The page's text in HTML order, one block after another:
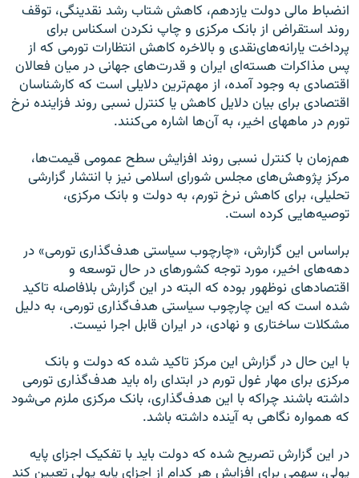
انضباط مالی دولت یازدهم، کاهش شتاب رشد نقدینگی، توقف
روند استقراض از بانک مرکزی و چاپ نکردن اسکناس برای
پرداخت یارانه‌های‌نقدی و بالاخره کاهش انتظارات تورمی که از
پس مذاکرات هسته‌ای ایران و قدرت‌های جهانی در میان فعالان
اقتصادی به وجود آمده، از مهم‌ترین دلایلی است که کار‌شناسان
اقتصادی برای بیان دلایل کاهش یا کنترل نسبی روند فزاینده نرخ
تورم در ماههای اخیر، به آن‌ها اشاره می‌کنند.
هم‌زمان با کنترل نسبی روند افزایش سطح عمومی قیمت‌ها،
مرکز پژوهش‌های مجلس شورای اسلامی نیز با انتشار گزارشی
تحلیلی، برای کاهش نرخ تورم، به دولت و بانک مرکزی،
توصیه‌هایی کرده است.
براساس این گزارش، «چارچوب سیاستی هدف‌گذاری تورمی» در
دهه‌های اخیر، مورد توجه کشورهای در حال توسعه و
اقتصادهای نوظهور بوده که البته در این گزارش بلافاصله تاکید
شده است که این چارچوب سیاستی هدف‌گذاری تورمی، به دلیل
مشکلات ساختاری و نهادی، در ایران قابل اجرا نیست.
با این حال در گزارش این مرکز تاکید شده که دولت و بانک
مرکزی برای مهار غول تورم در ابتدای راه باید هدف‌گذاری تورمی
داشته باشند چراکه با این هدف‌گذاری، بانک مرکزی ملزم می‌شود
که همواره نگاهی به آینده داشته باشد.
در این گزارش تصریح شده که دولت باید با تفکیک اجزای پایه
پولی، سهمی برای افزایش هر کدام از اجزای پایه پولی تعیین کند